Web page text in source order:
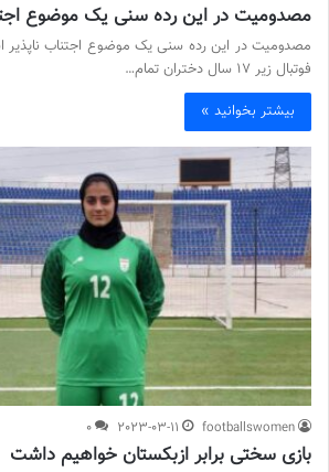
مصدومیت در این رده سنی یک موضوع
مصدومیت در این رده سنی یک موضوع اجتناب
فوتبال زیر 17 سال دختران تمام…
بیشتر بخوانید »
footballswomen
2023-03-11
0
بازی سختی برابر ازبکستان خواهیم داشت